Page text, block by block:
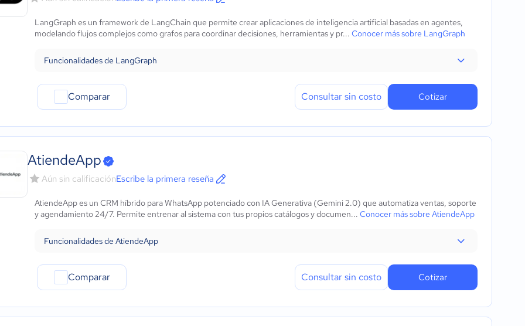
LangGraph es un framework de LangChain que permite crear aplicaciones de inteligencia artificial basadas en agentes,
modelando flujos complejos como grafos para coordinar decisiones, herramientas y pr... Conocer más sobre LangGraph
Funcionalidades de LangGraph
Comparar Consultar sin costo Cotizar
AtiendeApp
Aún sin calificaciónEscribe la primera reseña
AtiendeApp es un CRM híbrido para WhatsApp potenciado con IA Generativa (Gemini 2.0) que automatiza ventas, soporte
y agendamiento 24/7. Permite entrenar al sistema con tus propios catálogos y documen... Conocer más sobre AtiendeApp
Funcionalidades de AtiendeApp
Comparar Consultar sin costo Cotizar